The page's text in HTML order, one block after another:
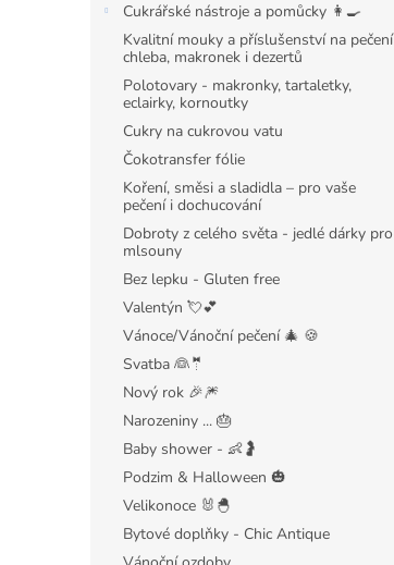
Cukrářské nástroje a pomůcky 👩‍🍳
Kvalitní mouky a příslušenství na pečení
chleba, makronek i dezertů
Polotovary - makronky, tartaletky,
eclairky, kornoutky
Cukry na cukrovou vatu
Čokotransfer fólie
Koření, směsi a sladidla – pro vaše
pečení i dochucování
Dobroty z celého světa - jedlé dárky pro
mlsouny
Bez lepku - Gluten free
Valentýn 💘💕
Vánoce/Vánoční pečení 🎄 🍪
Svatba 👰🤵
Nový rok 🎉🎆
Narozeniny ... 🎂
Baby shower - 👶🤰
Podzim & Halloween 🎃
Velikonoce 🐰🐣
Bytové doplňky - Chic Antique